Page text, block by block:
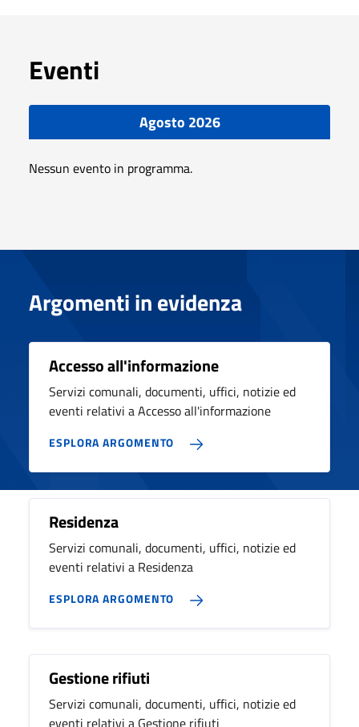
Eventi
Agosto 2026
Nessun evento in programma.
Argomenti in evidenza
Accesso all'informazione
Servizi comunali, documenti, uffici, notizie ed
eventi relativi a Accesso all'informazione
ESPLORA ARGOMENTO
Residenza
Servizi comunali, documenti, uffici, notizie ed
eventi relativi a Residenza
ESPLORA ARGOMENTO
Gestione rifiuti
Servizi comunali, documenti, uffici, notizie ed
eventi relativi a Gestione rifiuti